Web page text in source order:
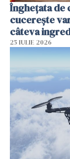
Înghețata de
cucerește
câteva
25 IULIE 2026